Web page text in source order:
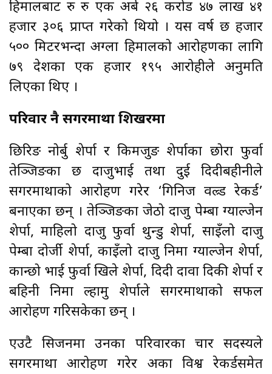
हिमालबाट रु रु एक अर्ब २६ करोड ४७ लाख ४१
हजार ३०६ प्राप्त गरेको थियो । यस वर्ष छ हजार
५०० मिटरभन्दा अग्ला हिमालको आरोहणका लागि
७९ देशका एक हजार १९५ आरोहीले अनुमति
लिएका थिए ।
परिवार नै सगरमाथा शिखरमा
छिरिङ नोर्बु शेर्पा र किमजुङ शेर्पाका छोरा फुर्वा
तेञ्जिङका छ दाजुभाई तथा दुई दिदीबहीनीले
सगरमाथाको आरोहण गरेर ‘गिनिज वल्र्ड रेकर्ड’
बनाएका छन् । तेञ्जिङका जेठो दाजु पेम्बा ग्याल्जेन
शेर्पा, माहिलो दाजु फुर्वा थुन्डु शेर्पा, साइँलो दाजु
पेम्बा दोर्जी शेर्पा, काइँलो दाजु निमा ग्याल्जेन शेर्पा,
कान्छो भाई फुर्वा खिले शेर्पा, दिदी दावा दिकी शेर्पा र
बहिनी निमा ल्हामु शेर्पाले सगरमाथाको सफल
आरोहण गरिसकेका छन् ।
एउटै सिजनमा उनका परिवारका चार सदस्यले
सगरमाथा आरोहण गरेर अर्को विश्व रेकर्डसमेत